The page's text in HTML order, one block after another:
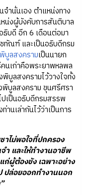
ำนั่นเอง ตำแหน่งทาง
น่งผู้บังคับการสันติบาล
ธิบดี อีก 6 เดือนต่อมา
ทัณฑ์ และเป็นอธิบดีกรม
บูลสงครามเป็นนายก
นเก่าคือพระยาพหลพล
บูลสงครามไว้วางใจทั้ง
บูลสงคราม ขุนศรีศรา
เป็นอธิบดีกรมสรรพ
นเล่ากันไว้ว่าเป็นการ
าไม่พอใจที่ปกครอง
ำ และให้ทำงานอาชีพ
ก่ผู้ต้องขัง เฉพาะอย่าง
ปล่อยออกทำงานนอก